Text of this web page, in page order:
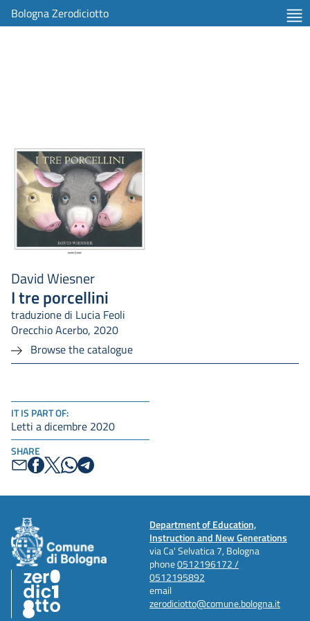
Bologna Zerodiciotto
David Wiesner
I tre porcellini
traduzione di Lucia Feoli
Orecchio Acerbo, 2020
Browse the catalogue
IT IS PART OF:
Letti a dicembre 2020
SHARE
Department of Education,
Instruction and New Generations
via Ca' Selvatica 7, Bologna
phone0512196172 /
0512195892
email
zerodiciotto@comune.bologna.it